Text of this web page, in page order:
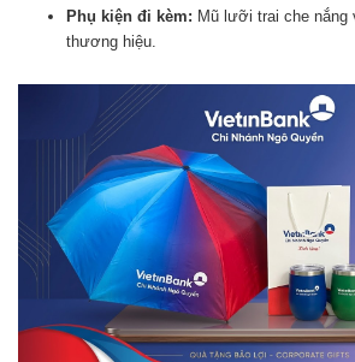
Phụ kiện đi kèm: Mũ lưỡi trai che nắng
thương hiệu.